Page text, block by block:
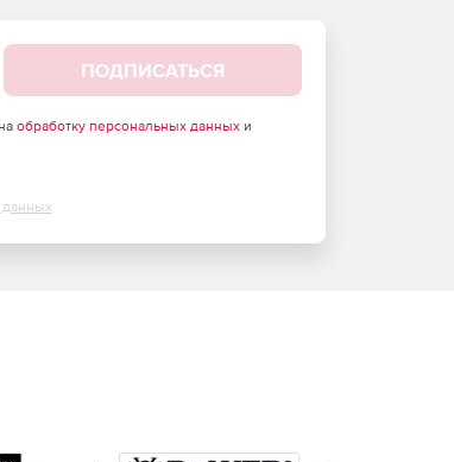
ПОДПИСАТЬСЯ
обработку персональных данныхи